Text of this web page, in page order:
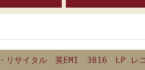
・リサイタル 英EMI 3816 LP レ